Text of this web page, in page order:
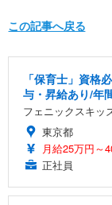
この記事へ戻る
「保育士」資格
与・昇給あり/年
フェニックスキッ
東京都
月給25万円～
正社員